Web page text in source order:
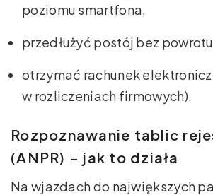
poziomu smartfona,
przedłużyć postój bez
otrzymać rachunek
w rozliczeniach firmowych).
Rozpoznawanie tablic
(ANPR) – jak to działa
Na wjazdach do największych